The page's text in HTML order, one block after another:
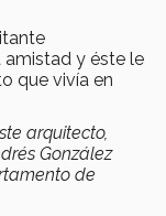
amistad y éste le
que vivía en
arquitecto,
González
de